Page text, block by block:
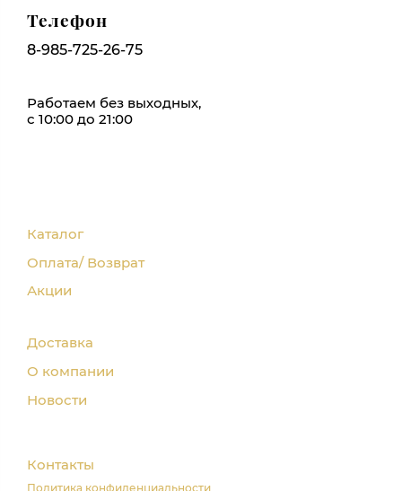
Телефон
8-985-725-26-75
Работаем без выходных,
с 10:00 до 21:00
Каталог
Оплата/ Возврат
Акции
Доставка
О компании
Новости
Контакты
Политика конфиденциальности